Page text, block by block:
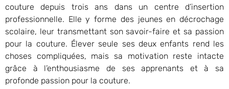
couture depuis trois ans dans un centre d’insertion
professionnelle. Elle y forme des jeunes en décrochage
scolaire, leur transmettant son savoir-faire et sa passion
pour la couture. Élever seule ses deux enfants rend les
choses compliquées, mais sa motivation reste intacte
grâce à l’enthousiasme de ses apprenants et à sa
profonde passion pour la couture.